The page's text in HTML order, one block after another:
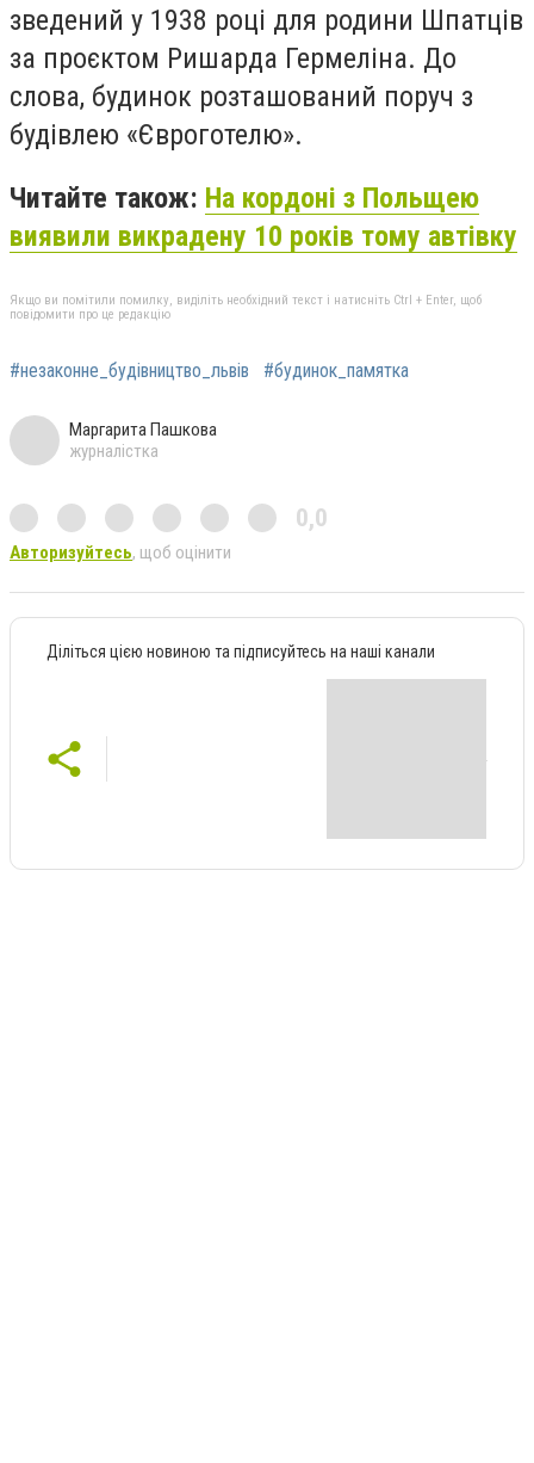
зведений у 1938 році для родини Шпатців
за проєктом Ришарда Гермеліна. До
слова, будинок розташований поруч з
будівлею «Євроготелю».
Читайте також: На кордоні з Польщею
виявили викрадену 10 років тому автівку
Якщо ви помітили помилку, виділіть необхідний текст і натисніть Ctrl + Enter, щоб
повідомити про це редакцію
#незаконне_будівництво_львів #будинок_памятка
Маргарита Пашкова
журналістка
0,0
Авторизуйтесь, щоб оцінити
Діліться цією новиною та підписуйтесь на наші канали